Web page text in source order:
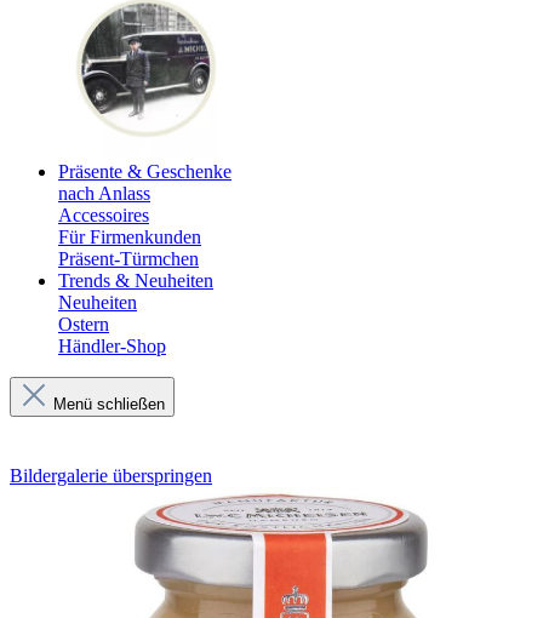
Präsente & Geschenke
nach Anlass
Accessoires
Für Firmenkunden
Präsent-Türmchen
Trends & Neuheiten
Neuheiten
Ostern
Händler-Shop
Menü schließen
Bildergalerie überspringen